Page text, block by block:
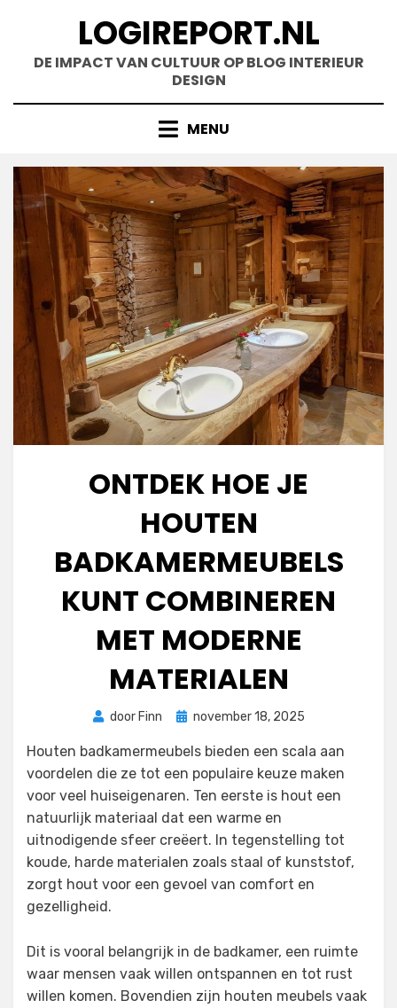
inhoud
LOGIREPORT.NL
DE IMPACT VAN CULTUUR OP BLOG INTERIEUR
DESIGN
MENU
ONTDEK HOE JE
HOUTEN
BADKAMERMEUBELS
KUNT COMBINEREN
MET MODERNE
MATERIALEN
door Finn
Geplaatst
november 18, 2025
Houten badkamermeubels bieden een scala aan
voordelen die ze tot een populaire keuze maken
voor veel huiseigenaren. Ten eerste is hout een
natuurlijk materiaal dat een warme en
uitnodigende sfeer creëert. In tegenstelling tot
koude, harde materialen zoals staal of kunststof,
zorgt hout voor een gevoel van comfort en
gezelligheid.
Dit is vooral belangrijk in de badkamer, een ruimte
waar mensen vaak willen ontspannen en tot rust
willen komen. Bovendien zijn houten meubels vaak